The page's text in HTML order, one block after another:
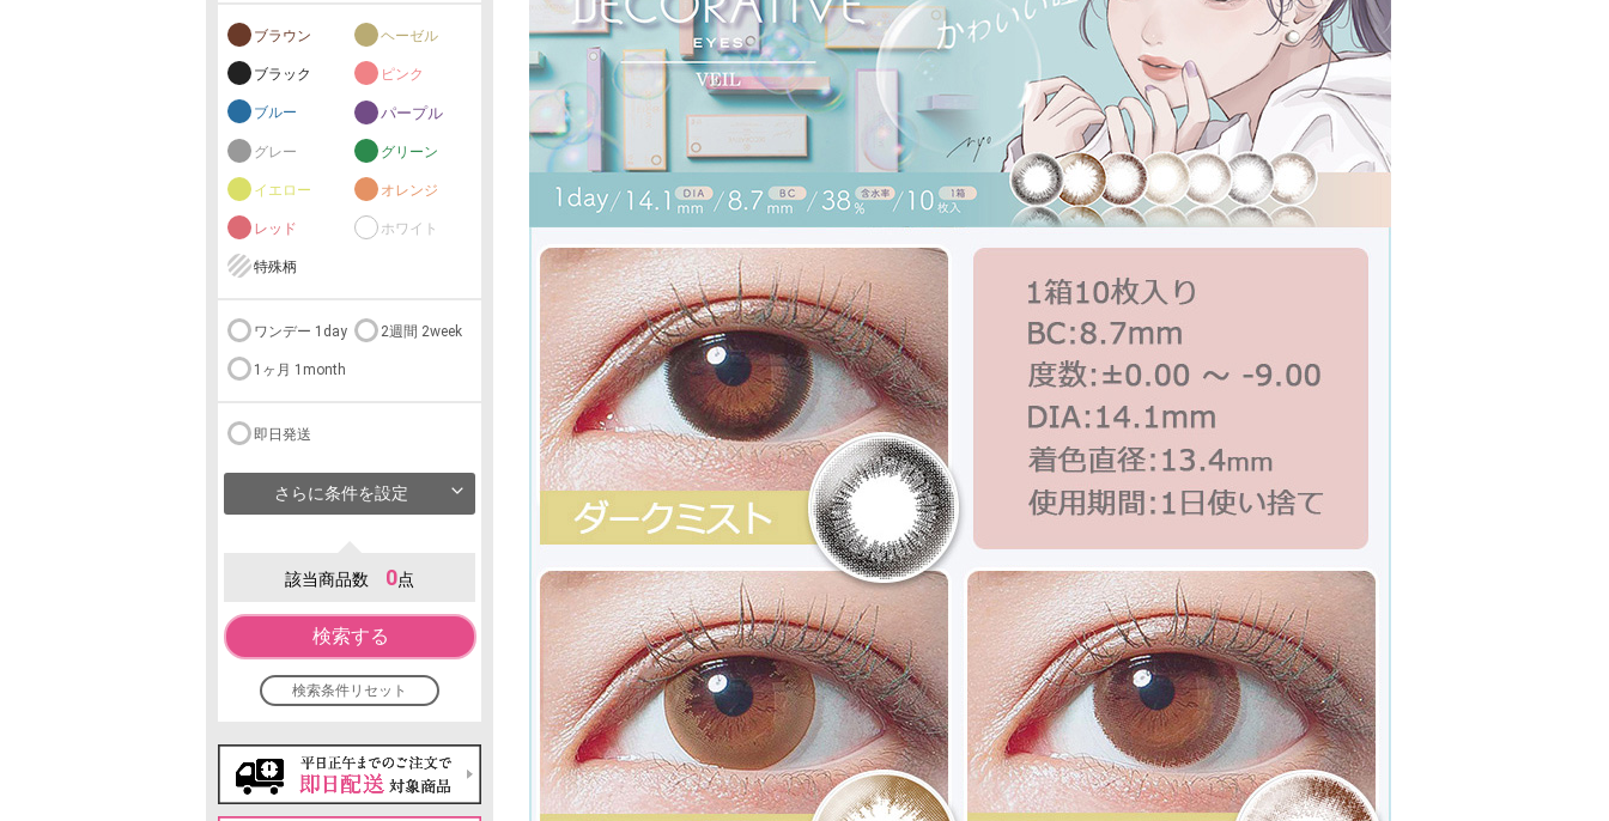
ブラウン ヘーゼル
ブラック ピンク
ブルー パープル
グレー グリーン
イエロー オレンジ
レッド ホワイト
特殊柄
ワンデー 1day 2週間 2week
1ヶ月 1month
即日発送
さらに条件を設定
該当商品数 0点
検索する
検索条件リセット